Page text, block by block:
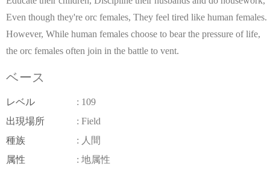
Even though they're orc females, They feel tired like human females.
However, While human females choose to bear the pressure of life,
the orc females often join in the battle to vent.
ベース
レベル
: 109
出現場所
: Field
種族
: 人間
属性
: 地属性